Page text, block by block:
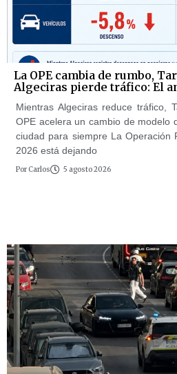
La OPE cambia de rumbo,
Algeciras pierde tráfico: El
Mientras Algeciras reduce tráfico,
OPE acelera un cambio de modelo
ciudad para siempre La Operación
2026 está dejando
Por Carlos 5 agosto 2026